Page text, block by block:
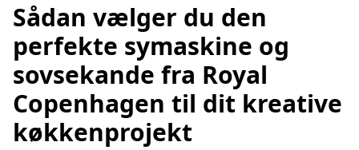
Sådan vælger du den
perfekte symaskine og
sovsekande fra Royal
Copenhagen til dit kreative
køkkenprojekt